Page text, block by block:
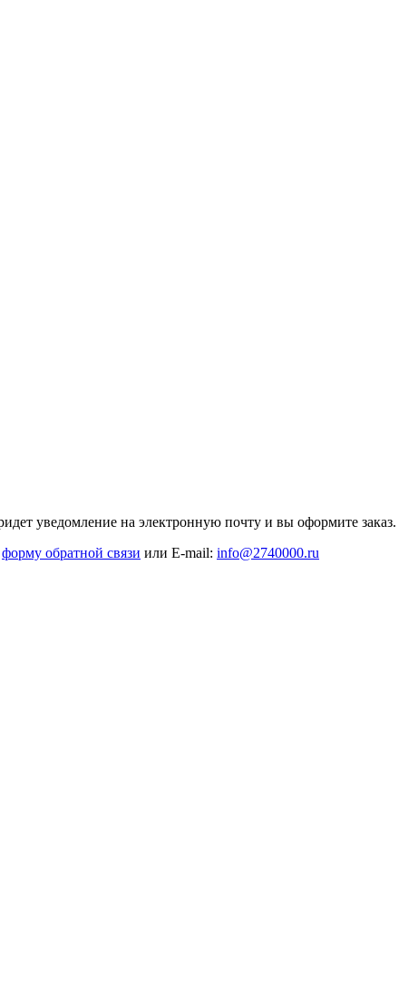
уведомление на электронную почту и вы оформите заказ.
форму обратной связи или E-mail: info@2740000.ru